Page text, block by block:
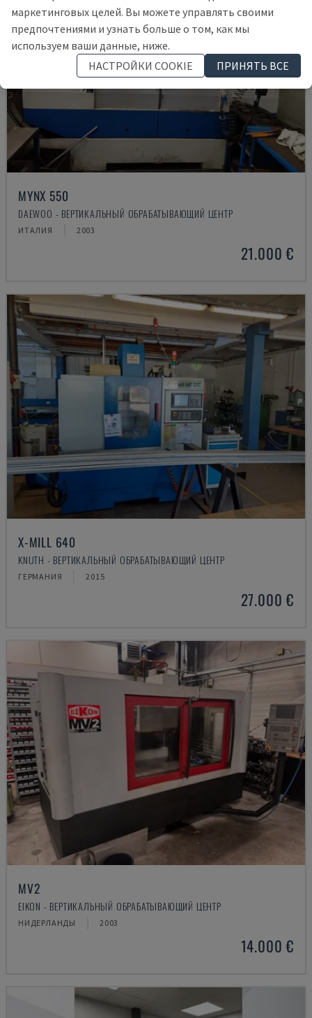
MYNX 550
DAEWOO - ВЕРТИКАЛЬНЫЙ ОБРАБАТЫВАЮЩИЙ ЦЕНТР
ИТАЛИЯ 2003
21.000 €
X-MILL 640
KNUTH - ВЕРТИКАЛЬНЫЙ ОБРАБАТЫВАЮЩИЙ ЦЕНТР
ГЕРМАНИЯ 2015
27.000 €
MV2
EIKON - ВЕРТИКАЛЬНЫЙ ОБРАБАТЫВАЮЩИЙ ЦЕНТР
НИДЕРЛАНДЫ 2003
14.000 €
маркетинговых целей. Вы можете управлять своими
предпочтениями и узнать больше о том, как мы
используем ваши данные, ниже.
НАСТРОЙКИ COOKIE
ПРИНЯТЬ ВСЕ